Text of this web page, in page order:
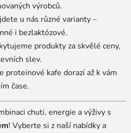
výrobců.
u nás různé varianty –
i bezlaktózové.
produkty za skvělé ceny,
slev.
proteinové kafe dorazí až k vám
čase.
chuti, energie a výživy s
! Vyberte si z naší nabídky a